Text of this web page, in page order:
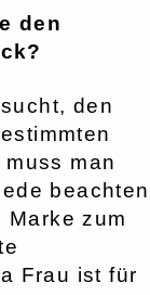
den
den
man
zum
Frau ist für